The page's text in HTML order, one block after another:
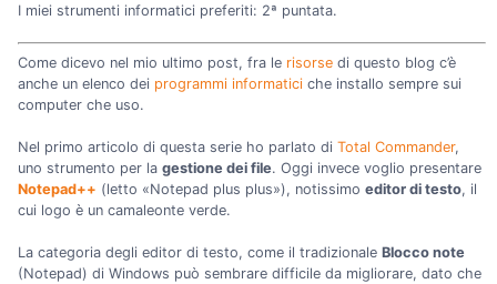
I miei strumenti informatici preferiti: 2ª puntata.
Come dicevo nel mio ultimo post, fra le risorse di questo blog c’è
anche un elenco dei programmi informatici che installo sempre sui
computer che uso.
Nel primo articolo di questa serie ho parlato di Total Commander,
uno strumento per la gestione dei file. Oggi invece voglio presentare
Notepad++ (letto «Notepad plus plus»), notissimo editor di testo, il
cui logo è un camaleonte verde.
La categoria degli editor di testo, come il tradizionale Blocco note
(Notepad) di Windows può sembrare difficile da migliorare, dato che